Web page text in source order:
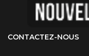
CONTACTEZ-NOUS